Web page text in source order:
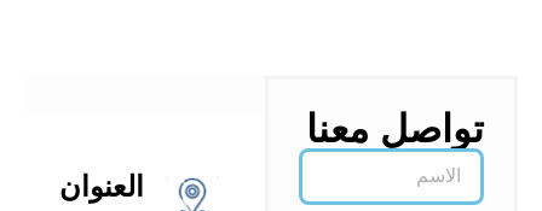
تواصل معنا
العنوان